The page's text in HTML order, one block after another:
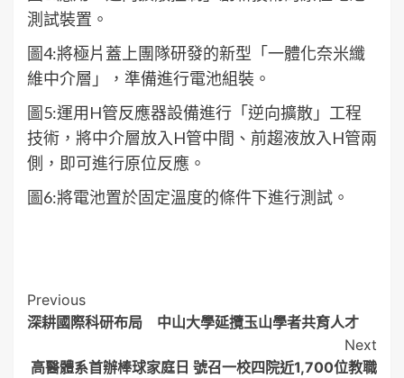
測試裝置。
圖4:將極片蓋上團隊研發的新型「一體化奈米纖
維中介層」，準備進行電池組裝。
圖5:運用H管反應器設備進行「逆向擴散」工程
技術，將中介層放入H管中間、前趨液放入H管兩
側，即可進行原位反應。
圖6:將電池置於固定溫度的條件下進行測試。
Post
Navigation
Previous
深耕國際科研布局 中山大學延攬玉山學者共育人才
Next
高醫體系首辦棒球家庭日 號召一校四院近1,700位教職